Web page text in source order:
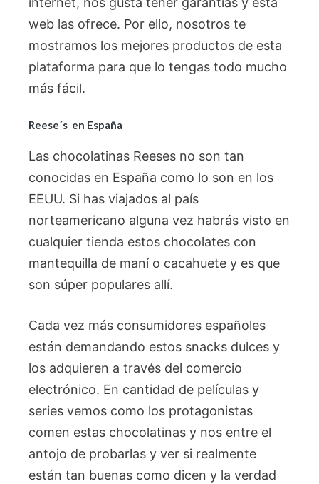
web las ofrece. Por ello, nosotros te
mostramos los mejores productos de esta
plataforma para que lo tengas todo mucho
más fácil.
Reese´s en España
Las chocolatinas Reeses no son tan
conocidas en España como lo son en los
EEUU. Si has viajados al país
norteamericano alguna vez habrás visto en
cualquier tienda estos chocolates con
mantequilla de maní o cacahuete y es que
son súper populares allí.
Cada vez más consumidores españoles
están demandando estos snacks dulces y
los adquieren a través del comercio
electrónico. En cantidad de películas y
series vemos como los protagonistas
comen estas chocolatinas y nos entre el
antojo de probarlas y ver si realmente
están tan buenas como dicen y la verdad